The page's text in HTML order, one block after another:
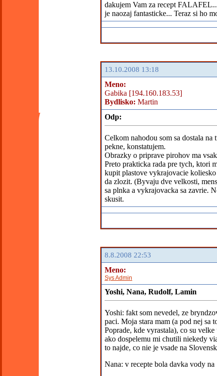
dakujem Vam za recept
je naozaj fantasticke... Teraz si ho
13.10.2008 13:18
Meno:
Gabika [194.160.183.53]
Bydlisko: Martin
Odp:
Celkom nahodou som sa dostala na
pekne, konstatujem.
Obrazky o priprave pirohov ma
Preto prakticka rada pre tych, ktori
kupit plastove vykrajovacie
da zlozit. (Byvaju dve velkosti,
sa plnka a vykrajovacka sa zavrie.
skusit.
8.8.2008 22:53
Meno:
Sys Admin
Yoshi, Nana, Rudolf, Lamin
Yoshi: fakt som nevedel, ze
paci. Moja stara mam (a pod nej
Poprade, kde vyrastala), co su
ako dospelemu mi chutili niekedy
to najde, co nie je vsade na
Nana: v recepte bola davka vody